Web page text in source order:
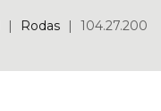
| Rodas | 104.27.200